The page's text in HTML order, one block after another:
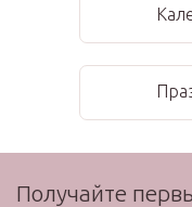
Получайте